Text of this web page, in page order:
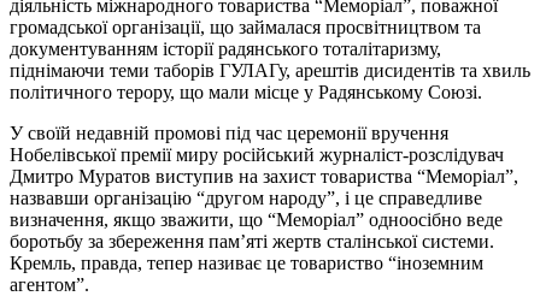
діяльність міжнародного товариства “Меморіал”, поважної
громадської організації, що займалася просвітництвом та
документуванням історії радянського тоталітаризму,
піднімаючи теми таборів ГУЛАГу, арештів дисидентів та хвиль
політичного терору, що мали місце у Радянському Союзі.
У своїй недавній промові під час церемонії вручення
Нобелівської премії миру російський журналіст-розслідувач
Дмитро Муратов виступив на захист товариства “Меморіал”,
назвавши організацію “другом народу”, і це справедливе
визначення, якщо зважити, що “Меморіал” одноосібно веде
боротьбу за збереження пам’яті жертв сталінської системи.
Кремль, правда, тепер називає це товариство “іноземним
агентом”.